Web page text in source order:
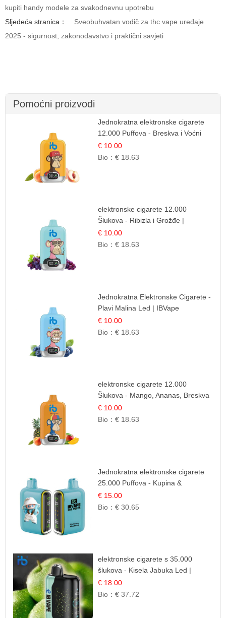
kupiti handy modele za svakodnevnu upotrebu
Sljedeća stranica：
Sveobuhvatan vodič za thc vape uređaje
2025 - sigurnost, zakonodavstvo i praktični savjeti
Pomoćni proizvodi
Jednokratna elektronske cigarete
12.000 Puffova - Breskva i Voćni
Sok | Osježavajuća Voćna
Mješavina
€ 10.00
Bio：€ 18.63
elektronske cigarete 12.000
Šlukova - Ribizla i Grožđe |
Elegantna Voćna Kombinacija
€ 10.00
Bio：€ 18.63
Jednokratna Elektronske Cigarete -
Plavi Malina Led | IBVape
€ 10.00
Bio：€ 18.63
elektronske cigarete 12.000
Šlukova - Mango, Ananas, Breskva
| Tropska Voćna Mješavina
€ 10.00
Bio：€ 18.63
Jednokratna elektronske cigarete
25.000 Puffova - Kupina &
Borovnica | Šumska Voćna
Mješavina
€ 15.00
Bio：€ 30.65
elektronske cigarete s 35.000
šlukova - Kisela Jabuka Led |
Osježavajući Kiselo-Slatki Okus
€ 18.00
Bio：€ 37.72